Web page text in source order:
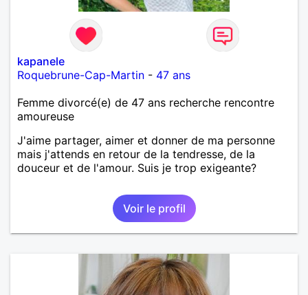
kapanele
Roquebrune-Cap-Martin - 47 ans
Femme divorcé(e) de 47 ans recherche rencontre
amoureuse
J'aime partager, aimer et donner de ma personne
mais j'attends en retour de la tendresse, de la
douceur et de l'amour. Suis je trop exigeante?
Voir le profil